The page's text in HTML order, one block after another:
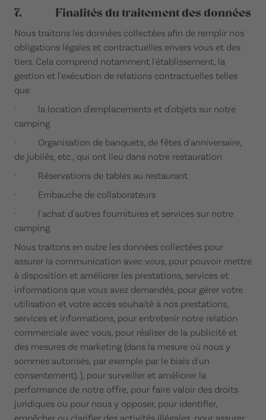
7. Finalités du traitement des données
Nous traitons les données collectées afin de remplir nos
obligations légales et contractuelles envers vous et des
tiers. Cela comprend notamment l'établissement, la
gestion et l'exécution de relations contractuelles telles
que
· la location d'emplacements et d'objets sur notre
camping
· Organisation de banquets, de fêtes d'anniversaire,
de jubilés, etc., qui ont lieu dans notre restauration
· Réservations de tables au restaurant
· Embauche de collaborateurs
· l'achat d'autres fournitures et services sur notre
camping
Nous traitons en outre les données collectées pour
assurer la communication avec vous, pour pouvoir mettre
à disposition et améliorer les prestations, services et
informations que vous avez demandés, pour gérer votre
utilisation et votre accès souhaité à nos prestations,
services et informations, pour entretenir notre relation
commerciale avec vous, pour réaliser de la publicité et
des mesures de marketing (dans la mesure où nous y
sommes autorisés, par exemple par le biais d'un
consentement). ), pour surveiller et améliorer la
performance de notre offre, pour faire valoir des droits
juridiques ou pour nous y opposer, pour identifier,
empêcher ou clarifier des activités illégales, pour assurer